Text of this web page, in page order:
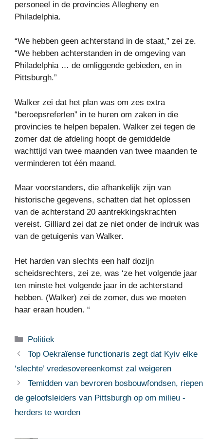
personeel in de provincies Allegheny en
Philadelphia.
“We hebben geen achterstand in de staat,” zei ze.
“We hebben achterstanden in de omgeving van
Philadelphia … de omliggende gebieden, en in
Pittsburgh.”
Walker zei dat het plan was om zes extra
“beroepsreferlen” in te huren om zaken in die
provincies te helpen bepalen. Walker zei tegen de
zomer dat de afdeling hoopt de gemiddelde
wachttijd van twee maanden van twee maanden te
verminderen tot één maand.
Maar voorstanders, die afhankelijk zijn van
historische gegevens, schatten dat het oplossen
van de achterstand 20 aantrekkingskrachten
vereist. Gilliard zei dat ze niet onder de indruk was
van de getuigenis van Walker.
Het harden van slechts een half dozijn
scheidsrechters, zei ze, was ‘ze het volgende jaar
ten minste het volgende jaar in de achterstand
hebben. (Walker) zei de zomer, dus we moeten
haar eraan houden. “
Categorieën
Politiek
Top Oekraïense functionaris zegt dat Kyiv elke
‘slechte’ vredesovereenkomst zal weigeren
Temidden van bevroren bosbouwfondsen, riepen
de geloofsleiders van Pittsburgh op om milieu -
herders te worden